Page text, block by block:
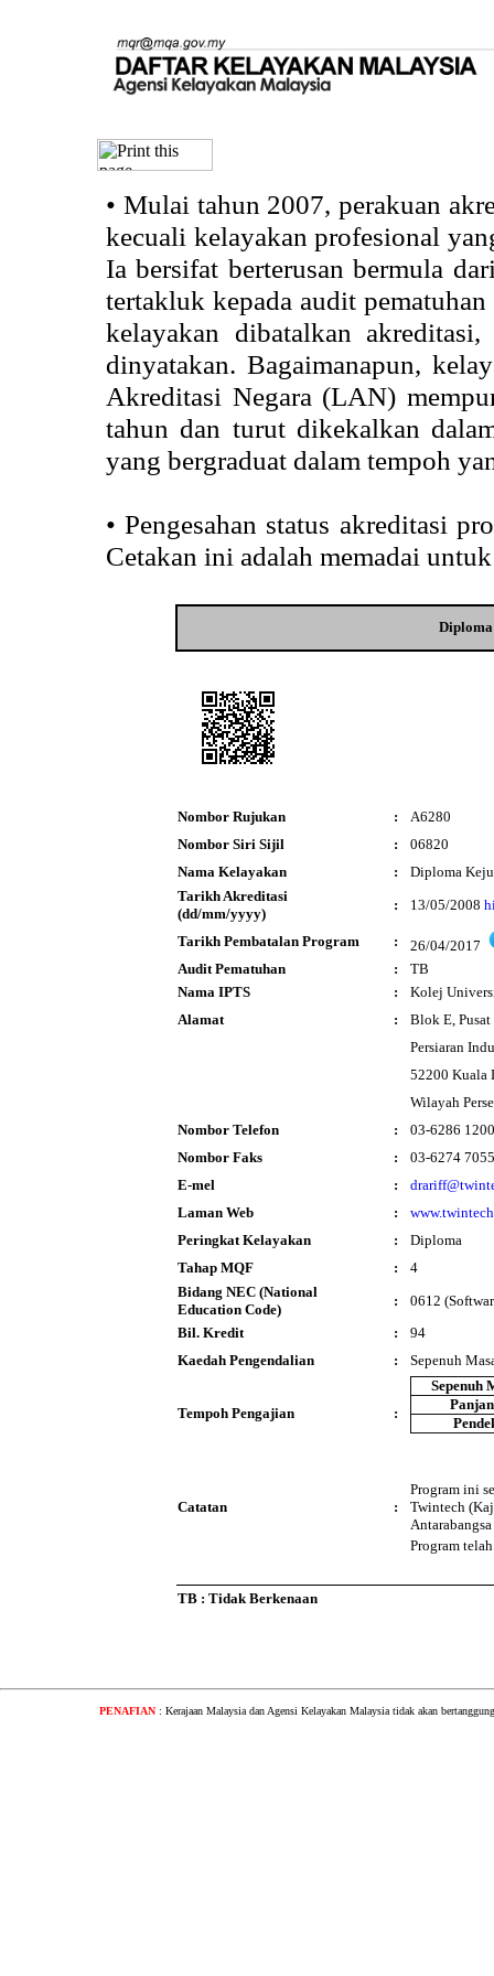
• Mulai tahun 2007, perakuan
kecuali kelayakan profesional
Ia bersifat berterusan bermula
tertakluk kepada audit
kelayakan dibatalkan
dinyatakan. Bagaimanapun,
Akreditasi Negara (LAN)
tahun dan turut dikekalkan
yang bergraduat dalam tempoh
• Pengesahan status akreditasi
Cetakan ini adalah memadai
Nombor Rujukan :
A6280
Nombor Siri Sijil
:
06820
Nama Kelayakan
:
Diploma
Tarikh Akreditasi
(dd/mm/yyyy)
: 13/05/2008
Tarikh Pembatalan Program :
26/04/2017
Audit Pematuhan
:
TB
Nama IPTS
:
Kolej
Alamat
:
Blok E, Pusat
Persiaran
52200 Kuala
Wilayah
Nombor Telefon
:
03-6286 1200
Nombor Faks
:
03-6274 7055
E-mel
:
Laman Web
:
Peringkat Kelayakan
:
Diploma
Tahap MQF
:
4
Bidang NEC (National
Education Code)
:
0612
Bil. Kredit
:
94
Kaedah Pengendalian
: Sepenuh
Tempoh Pengajian :
Sepenuh
Catatan :
Program ini
Twintech
Program
TB : Tidak Berkenaan
PENAFIAN : Kerajaan Malaysia dan Agensi Kelayakan Malaysia tidak akan